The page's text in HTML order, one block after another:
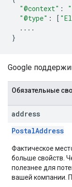
"@context" :
"@type" : [
... .
}
Google
Обязательные
address
PostalAddress
Фактическое
больше свойств.
полезнее для
вашей компании.